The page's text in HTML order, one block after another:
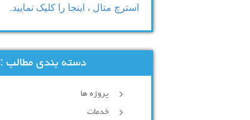
استرچ متال ، اینجا را کلیک نمایید.
دسته بندی مطالب :
پروژه ها
خدمات